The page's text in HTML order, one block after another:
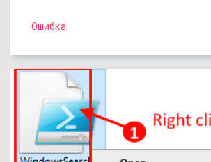
Ошибка